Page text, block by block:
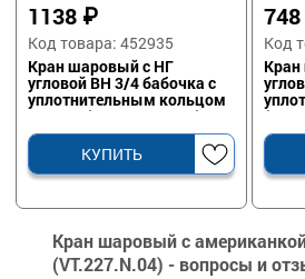
1138 ₽
Код товара: 452935
Кран шаровый с НГ
угловой ВН 3/4 бабочка с
уплотнительным кольцом
VALTEC (VT.267.N.0505)
КУПИТЬ
748
Код
Кран шаровый с
(VT.227.N.04) - вопросы и